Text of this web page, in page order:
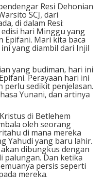
Resi Dehonian
SCJ, dari
di dalam Resi:
hari Minggu yang
Epifani. Mari kita baca
yang diambil dari Injil
yang budiman, hari ini
Perayaan hari ini
perlu sedikit penjelasan.
Yunani, dan artinya
di Betlehem
oleh seorang
di mana mereka
Yahudi yang baru lahir.
dibungkus dengan
palungan. Dan ketika
persis seperti
mereka.